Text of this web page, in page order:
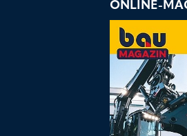
ONLINE-